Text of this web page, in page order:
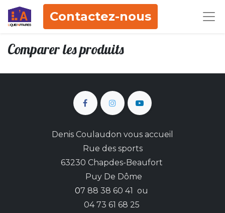
Contactez-nous
Comparer les produits
Denis Coulaudon vous accueil
Rue des sports
63230 Chapdes-Beaufort
Puy De Dôme
07 88 38 60 41 ou
04 73 61 68 25